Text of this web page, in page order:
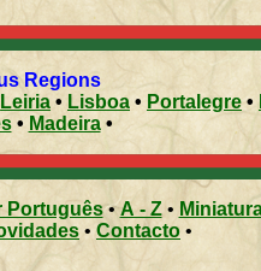
Regions
Leiria • Lisboa • Portalegre•
• Madeira •
Português•A - Z•
• Contacto •